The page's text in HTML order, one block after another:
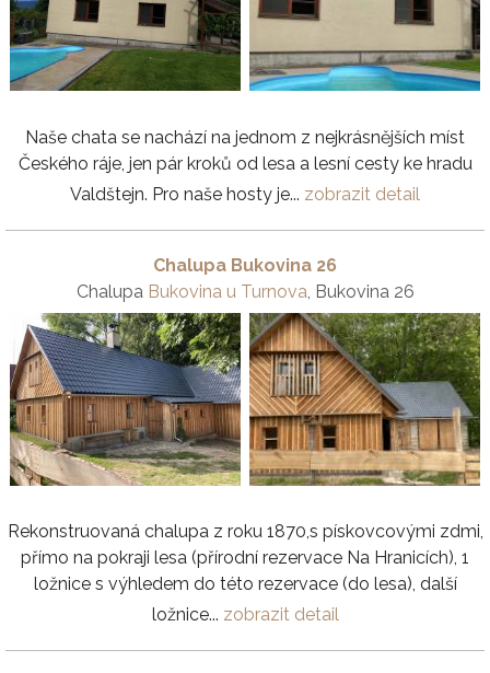
Naše chata se nachází na jednom z nejkrásnějších míst
Českého ráje, jen pár kroků od lesa a lesní cesty ke hradu
Valdštejn. Pro naše hosty je... zobrazit detail
Chalupa Bukovina 26
Chalupa Bukovina u Turnova , Bukovina 26
Rekonstruovaná chalupa z roku 1870,s pískovcovými zdmi,
přímo na pokraji lesa (přírodní rezervace Na Hranicích), 1
ložnice s výhledem do této rezervace (do lesa), další
ložnice... zobrazit detail